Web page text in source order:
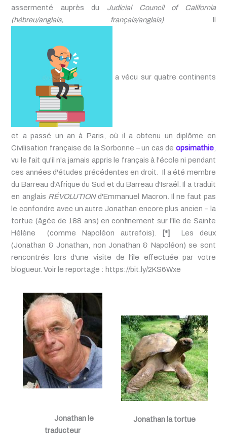
assermenté auprès du Judicial Council of California
(hébreu/anglais, français/anglais). Il
a vécu sur quatre continents
et a passé un an à Paris, où il a obtenu un diplôme en
Civilisation française de la Sorbonne – un cas de opsimathie,
vu le fait qu'il n'a jamais appris le français à l'école ni pendant
ces années d'études précédentes en droit. Il a été membre
du Barreau d'Afrique du Sud et du Barreau d'Israël. Il a traduit
en anglais RÉVOLUTIONd'Emmanuel Macron. Il ne faut pas
le confondre avec un autre Jonathan encore plus ancien – la
tortue (âgée de 188 ans) en confinement sur l'île de Sainte
Hélène (comme Napoléon autrefois).
[*]
Les deux
(Jonathan & Jonathan, non Jonathan & Napoléon) se sont
rencontrés lors d'une visite de l'île effectuée par votre
blogueur. Voir le reportage : https://bit.ly/2KS6Wxe
Jonathan le
traducteur
Jonathan la tortue